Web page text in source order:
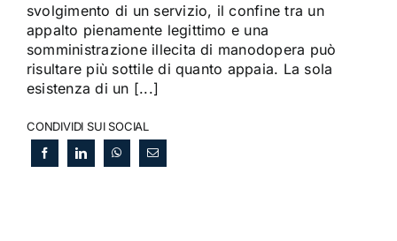
svolgimento di un servizio, il confine tra un
appalto pienamente legittimo e una
somministrazione illecita di manodopera può
risultare più sottile di quanto appaia. La sola
esistenza di un [...]
CONDIVIDI SUI SOCIAL